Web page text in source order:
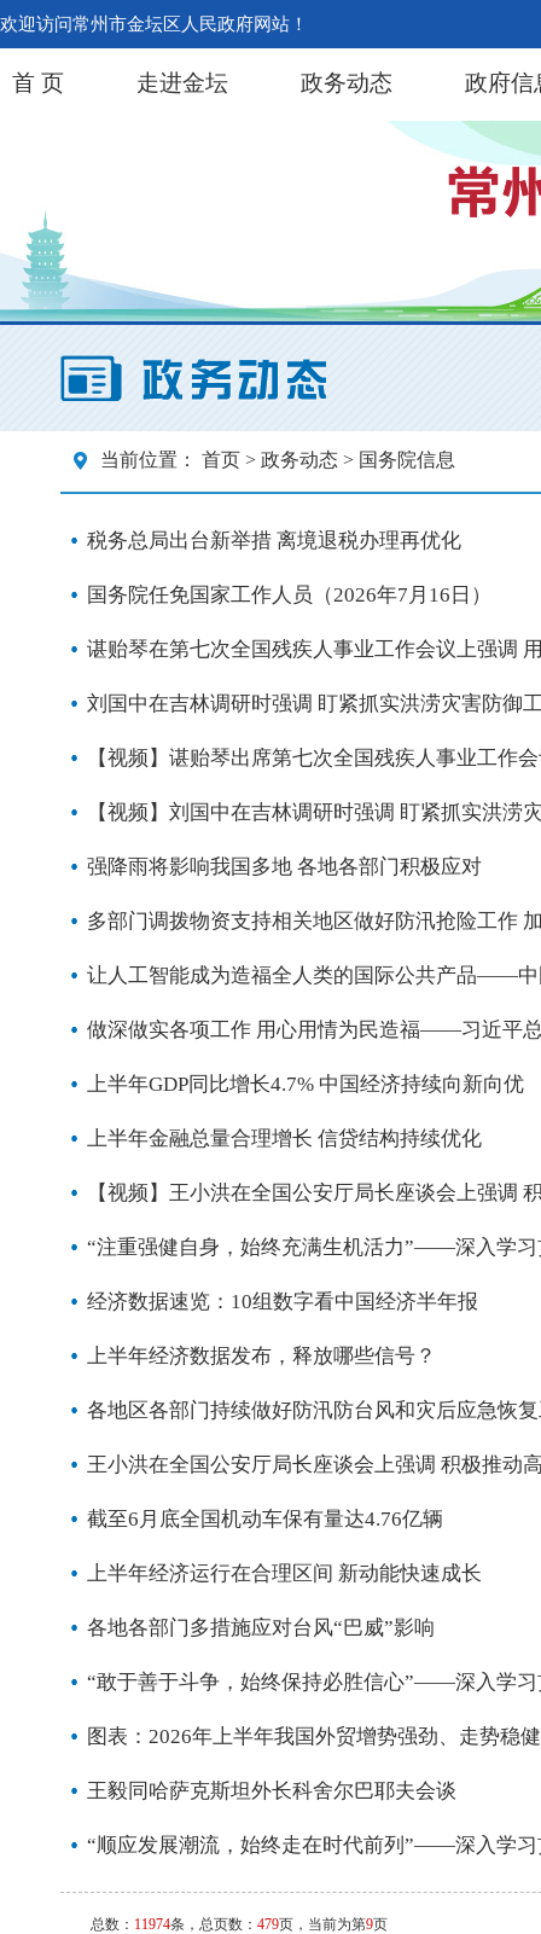
欢迎访问常州市金坛区人民政府网站！
首 页 走进金坛 政务动态 政府信
当前位置： 首页 > 政务动态 > 国务院信息
税务总局出台新举措 离境退税办理再优化
国务院任免国家工作人员（2026年7月16日）
谌贻琴在第七次全国残疾人事业工作会议上强调
刘国中在吉林调研时强调 盯紧抓实洪涝灾害防御
【视频】谌贻琴出席第七次全国残疾人事业工作
【视频】刘国中在吉林调研时强调 盯紧抓实洪涝
强降雨将影响我国多地 各地各部门积极应对
多部门调拨物资支持相关地区做好防汛抢险工作
让人工智能成为造福全人类的国际公共产品——
做深做实各项工作 用心用情为民造福——习近平
上半年GDP同比增长4.7% 中国经济持续向新向优
上半年金融总量合理增长 信贷结构持续优化
【视频】王小洪在全国公安厅局长座谈会上强调
“注重强健自身，始终充满生机活力”——深入学
经济数据速览：10组数字看中国经济半年报
上半年经济数据发布，释放哪些信号？
各地区各部门持续做好防汛防台风和灾后应急恢
王小洪在全国公安厅局长座谈会上强调 积极推动
截至6月底全国机动车保有量达4.76亿辆
上半年经济运行在合理区间 新动能快速成长
各地各部门多措施应对台风“巴威”影响
“敢于善于斗争，始终保持必胜信心”——深入学
图表：2026年上半年我国外贸增势强劲、走势稳健
王毅同哈萨克斯坦外长科舍尔巴耶夫会谈
“顺应发展潮流，始终走在时代前列”——深入学
总数： 11974条，总页数： 479页，当前为第9页